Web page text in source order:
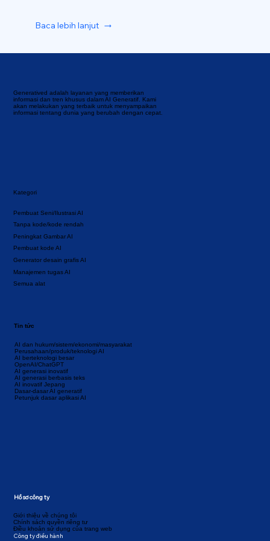
Generatived adalah layanan yang memberikan
informasi dan tren khusus dalam AI Generatif. Kami
akan melakukan yang terbaik untuk menyampaikan
informasi tentang dunia yang berubah dengan cepat.
Kategori
Semua alat
Manajemen tugas AI
Generator desain grafis AI
Tanpa kode/kode rendah
Pembuat kode AI
Peningkat Gambar AI
Pembuat Seni/Ilustrasi AI
AI dan hukum/sistem/ekonomi/masyarakat
Perusahaan/produk/teknologi AI
AI berteknologi besar
OpenAI/ChatGPT
AI generasi inovatif
AI generasi berbasis teks
AI inovatif Jepang
Dasar-dasar AI generatif
Petunjuk dasar aplikasi AI
Tin tức
Giới thiệu về chúng tôi
Chính sách quyền riêng tư
Điều khoản sử dụng của trang web
Công ty điều hành
Hồ sơ công ty
Baca lebih lanjut